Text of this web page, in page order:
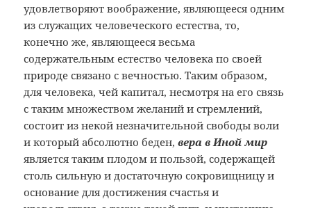
удовлетворяют воображение, являющееся одним
из служащих человеческого естества, то,
конечно же, являющееся весьма
содержательным естество человека по своей
природе связано с вечностью. Таким образом,
для человека, чей капитал, несмотря на его связь
с таким множеством желаний и стремлений,
состоит из некой незначительной свободы воли
и который абсолютно беден, вера в Иной мир
является таким плодом и пользой, содержащей
столь сильную и достаточную сокровищницу и
основание для достижения счастья и